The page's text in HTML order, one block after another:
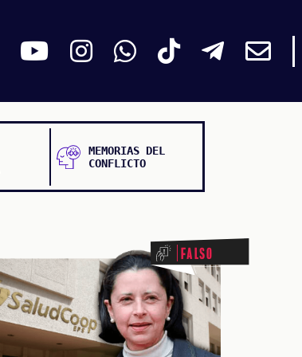
MEMORIAS DEL
CONFLICTO
Falso